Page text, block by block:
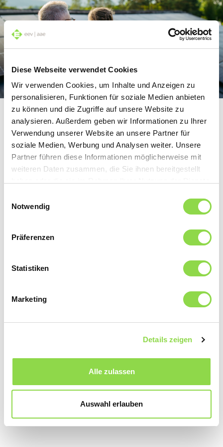
Diese Webseite verwendet Cookies
Wir verwenden Cookies, um Inhalte und Anzeigen zu
personalisieren, Funktionen für soziale Medien anbieten
zu können und die Zugriffe auf unsere Website zu
analysieren. Außerdem geben wir Informationen zu Ihrer
Verwendung unserer Website an unsere Partner für
soziale Medien, Werbung und Analysen weiter. Unsere
Partner führen diese Informationen möglicherweise mit
weiteren Daten zusammen, die Sie ihnen bereitgestellt
Notwendig
Präferenzen
Statistiken
Marketing
Details zeigen
Alle zulassen
Auswahl erlauben
Sonnige Zukunft
Über acht Terawattstunden Solarstrom lieferten Schweizer
Photovoltaikanlagen 2025. Das sind fast 40 Prozent mehr als im
Vorjahr. Damit deckte die Sonne bereits rund 14 Prozent des
Schweizer Stromverbrauchs. Bis 2035 soll die Stromproduktion
aus neuen erneuerbaren Energien auf 35 Terawattstunden